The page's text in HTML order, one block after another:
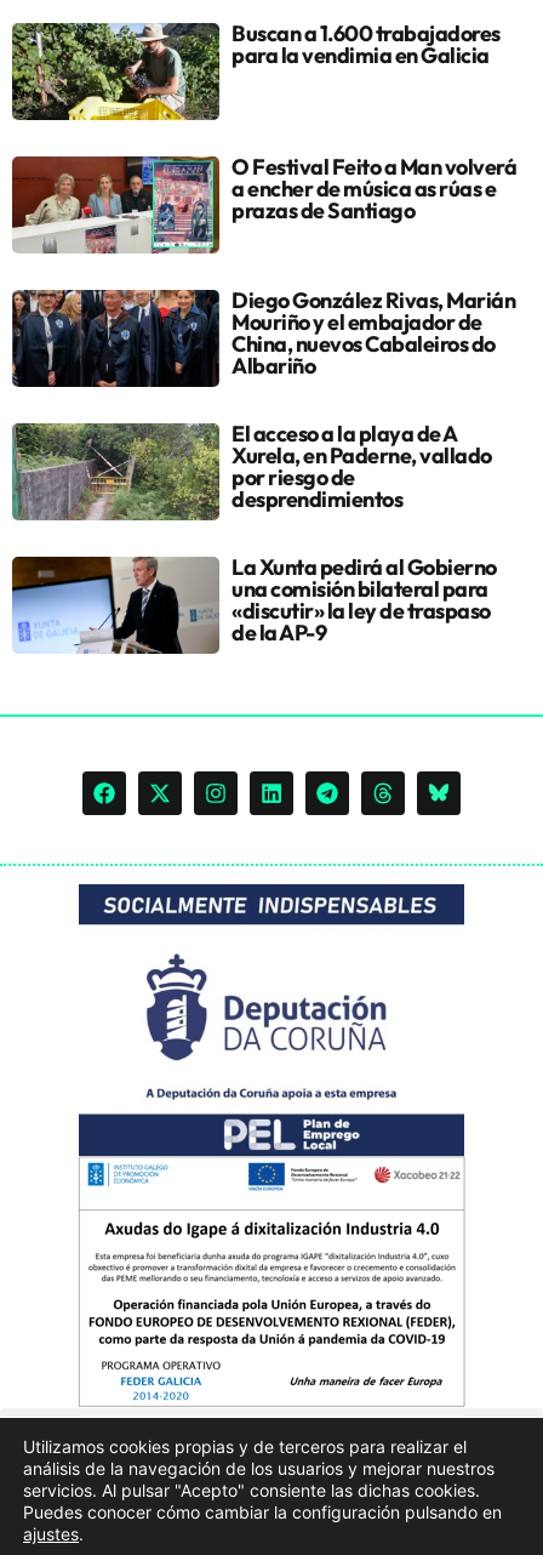
Buscan a 1.600 trabajadores
para la vendimia en Galicia
O Festival Feito a Man volverá
a encher de música as rúas e
prazas de Santiago
Diego González Rivas, Marián
Mouriño y el embajador de
China, nuevos Cabaleiros do
Albariño
El acceso a la playa de A
Xurela, en Paderne, vallado
por riesgo de
desprendimientos
La Xunta pedirá al Gobierno
una comisión bilateral para
«discutir» la ley de traspaso
de la AP-9
Quienes somos Publicidad Aviso Legal Politicas de privacidad
Enfoques.gal – na axenda – Todos los derechos reservados
Utilizamos cookies propias y de terceros para realizar el
análisis de la navegación de los usuarios y mejorar nuestros
servicios. Al pulsar "Acepto" consiente las dichas cookies.
Puedes conocer cómo cambiar la configuración pulsando en
ajustes.